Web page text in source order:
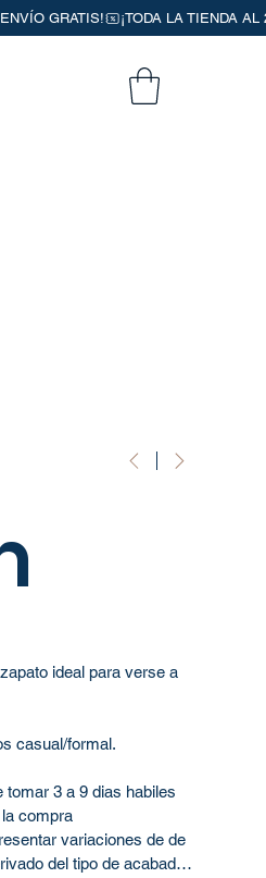
ideal para verse a
casual/formal.
tomar 3 a 9 dias habiles
compra
variaciones de de
del tipo de acabado